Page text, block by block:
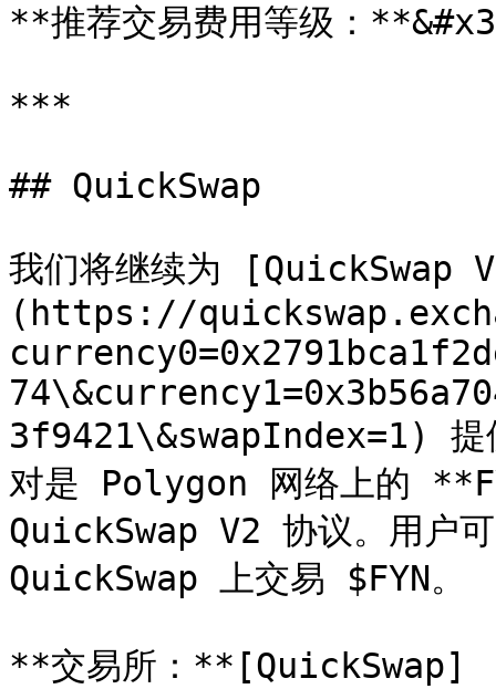
**推荐交易费用等级：
***
## QuickSwap
我们将继续为 [QuickSwap
(https://
3f9421\&swapIndex=1) 提
对是 Polygon 网络上的
QuickSwap V2 协议。用户
QuickSwap 上交易 $FYN。
**交易所：**[QuickSwap]